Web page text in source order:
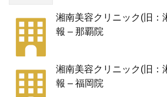
湘南美容クリニック(旧：
報 – 那覇院
湘南美容クリニック(旧：
報 – 福岡院